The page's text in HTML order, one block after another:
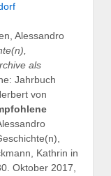
Alessandro
als
Jahrbuch
von
Kathrin in
Oktober 2017,